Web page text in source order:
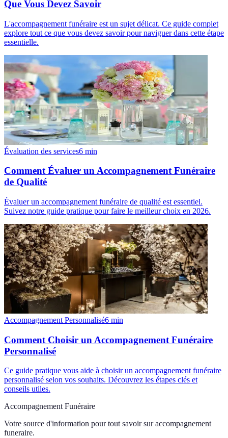
Que Vous Devez Savoir
L'accompagnement funéraire est un sujet délicat. Ce guide complet
explore tout ce que vous devez savoir pour naviguer dans cette étape
essentielle.
Évaluation des services6 min
Comment Évaluer un Accompagnement Funéraire
de Qualité
Évaluer un accompagnement funéraire de qualité est essentiel.
Suivez notre guide pratique pour faire le meilleur choix en 2026.
Accompagnement Personnalisé6 min
Comment Choisir un Accompagnement Funéraire
Personnalisé
Ce guide pratique vous aide à choisir un accompagnement funéraire
personnalisé selon vos souhaits. Découvrez les étapes clés et
conseils utiles.
Accompagnement Funéraire
Votre source d'information pour tout savoir sur accompagnement
funeraire.